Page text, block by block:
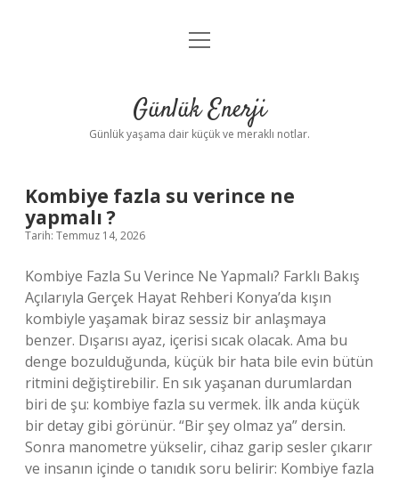
Anasayfa
Yasal Uyarı
menüyü
Günlük Enerji
Günlük yaşama dair küçük ve meraklı notlar.
Günlük
Enerji
Yazılar
Kombiye fazla su verince ne
yapmalı ?
Tarih: Temmuz 14, 2026
Kombiye Fazla Su Verince Ne Yapmalı? Farklı Bakış
Açılarıyla Gerçek Hayat Rehberi Konya’da kışın
kombiyle yaşamak biraz sessiz bir anlaşmaya
benzer. Dışarısı ayaz, içerisi sıcak olacak. Ama bu
denge bozulduğunda, küçük bir hata bile evin bütün
ritmini değiştirebilir. En sık yaşanan durumlardan
biri de şu: kombiye fazla su vermek. İlk anda küçük
bir detay gibi görünür. “Bir şey olmaz ya” dersin.
Sonra manometre yükselir, cihaz garip sesler çıkarır
ve insanın içinde o tanıdık soru belirir: Kombiye fazla